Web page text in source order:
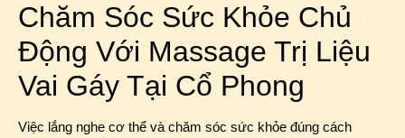
Chăm Sóc Sức Khỏe Chủ
Động Với Massage Trị Liệu
Vai Gáy Tại Cổ Phong
Việc lắng nghe cơ thể và chăm sóc sức khỏe đúng cách